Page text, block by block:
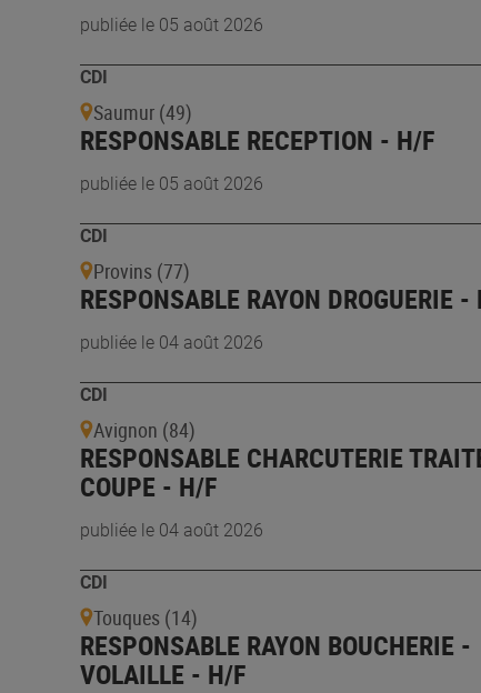
publiée le 05 août 2026
CDI
Saumur (49)
RESPONSABLE RECEPTION - H/F
publiée le 05 août 2026
CDI
Provins (77)
RESPONSABLE RAYON DROGUERIE -
publiée le 04 août 2026
CDI
Avignon (84)
RESPONSABLE CHARCUTERIE
COUPE - H/F
publiée le 04 août 2026
CDI
Touques (14)
RESPONSABLE RAYON BOUCHERIE -
VOLAILLE - H/F